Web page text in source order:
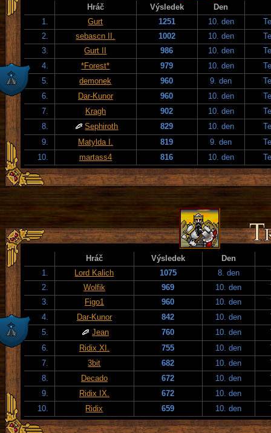
Hráč Výsledek
Den
1.
Gurt 1251 10. den
2.
sebascn II. 1002 10. den
3.
Gurt II 986 10. den
4.
*Forest* 979 10. den
5.
demonek 960 9. den
6.
Dar-Kunor 960 10. den
7.
Kragh 902 10. den
8.
Sephiroth 829 10. den
9.
Matylda I. 819 9. den
10.
martass4 816 10. den
Hráč Výsledek
Den
1.
Lord Kalich 1075 8. den
2.
Wolfik 969 10. den
3.
Figo1 960 10. den
4.
Dar-Kunor 842 10. den
5.
Jean 760 10. den
6.
Ridix XI. 755 10. den
7.
3bit 682 10. den
8.
Decado 672 10. den
9.
Ridix IX. 672 10. den
10.
Ridix 659 10. den